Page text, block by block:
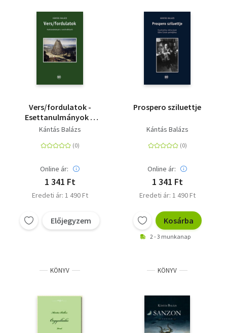
Vers/fordulatok -
Esettanulmányok a
versfordításról
Kántás Balázs
Online ár:
1 341 Ft
Eredeti ár: 1 490 Ft
Előjegyzem
Prospero sziluettje
Kántás Balázs
Online ár:
1 341 Ft
Eredeti ár: 1 490 Ft
Kosárba
2 - 3 munkanap
KÖNYV KÖNYV